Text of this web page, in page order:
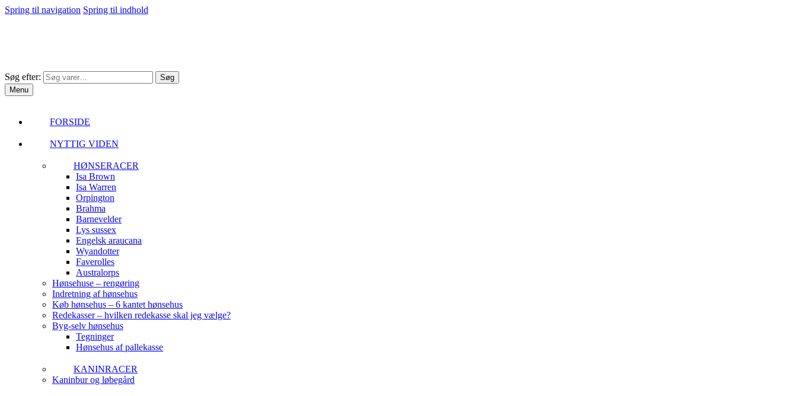
Spring til navigation Spring til indhold
Søg efter:
Søg
Menu
FORSIDE
NYTTIG VIDEN
HØNSERACER
Isa Brown
Isa Warren
Orpington
Brahma
Barnevelder
Lys sussex
Engelsk araucana
Wyandotter
Faverolles
Australorps
Hønsehuse – rengøring
Indretning af hønsehus
Køb hønsehus – 6 kantet hønsehus
Redekasser – hvilken redekasse skal jeg vælge?
Byg-selv hønsehus
Tegninger
Hønsehus af pallekasse
KANINRACER
Kaninbur og løbegård